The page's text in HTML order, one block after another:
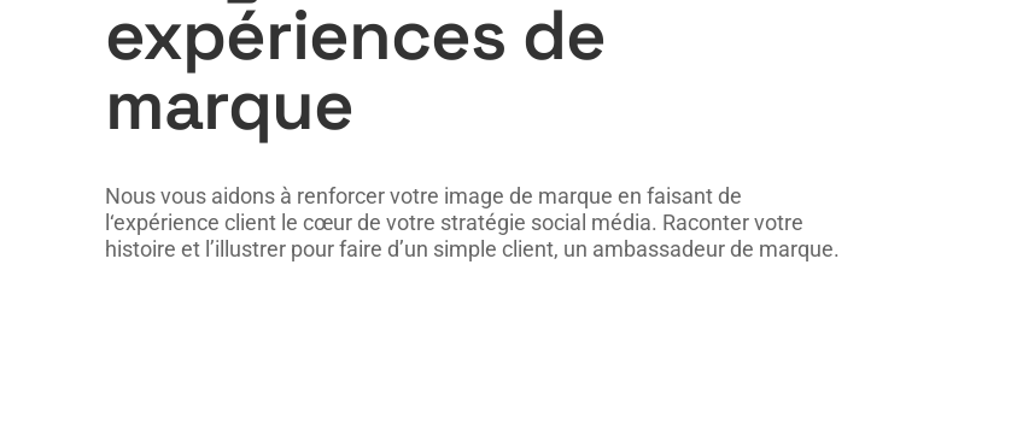
expériences de
marque
Nous vous aidons à renforcer votre image de marque en faisant de
l‘expérience client le cœur de votre stratégie social média. Raconter votre
histoire et l’illustrer pour faire d’un simple client, un ambassadeur de marque.